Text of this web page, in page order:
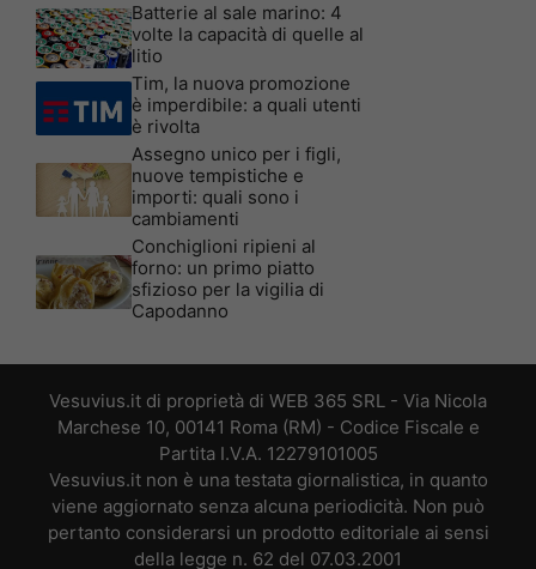
Batterie al sale marino: 4
volte la capacità di quelle al
litio
Tim, la nuova promozione
è imperdibile: a quali utenti
è rivolta
Assegno unico per i figli,
nuove tempistiche e
importi: quali sono i
cambiamenti
Conchiglioni ripieni al
forno: un primo piatto
sfizioso per la vigilia di
Capodanno
Vesuvius.it di proprietà di WEB 365 SRL - Via Nicola
Marchese 10, 00141 Roma (RM) - Codice Fiscale e
Partita I.V.A. 12279101005
Vesuvius.it non è una testata giornalistica, in quanto
viene aggiornato senza alcuna periodicità. Non può
pertanto considerarsi un prodotto editoriale ai sensi
della legge n. 62 del 07.03.2001